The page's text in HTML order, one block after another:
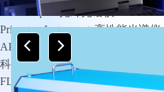
Ocean Optics光纤光谱仪
Princeton Instruments高性能光谱仪
APE光谱仪
科学成像
FLIM相机